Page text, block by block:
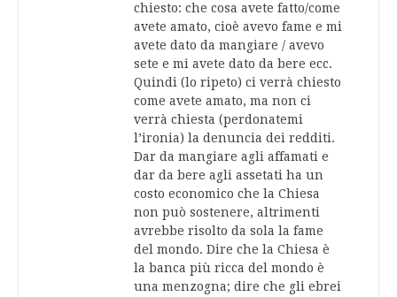
chiesto: che cosa avete fatto/come
avete amato, cioè avevo fame e mi
avete dato da mangiare / avevo
sete e mi avete dato da bere ecc.
Quindi (lo ripeto) ci verrà chiesto
come avete amato, ma non ci
verrà chiesta (perdonatemi
l’ironia) la denuncia dei redditi.
Dar da mangiare agli affamati e
dar da bere agli assetati ha un
costo economico che la Chiesa
non può sostenere, altrimenti
avrebbe risolto da sola la fame
del mondo. Dire che la Chiesa è
la banca più ricca del mondo è
una menzogna; dire che gli ebrei